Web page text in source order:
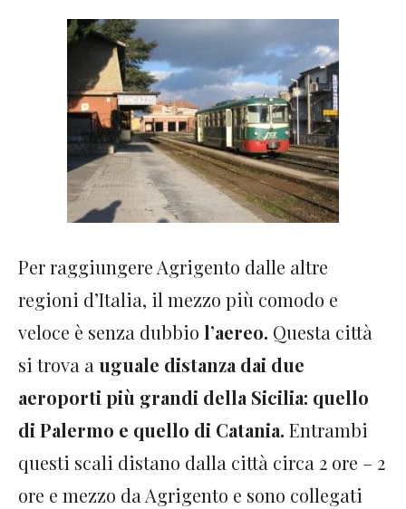
Per raggiungere Agrigento dalle altre
regioni d’Italia, il mezzo più comodo e
veloce è senza dubbio l’aereo. Questa città
si trova a uguale distanza dai due
aeroporti più grandi della Sicilia: quello
di Palermo e quello di Catania. Entrambi
questi scali distano dalla città circa 2 ore – 2
ore e mezzo da Agrigento e sono collegati